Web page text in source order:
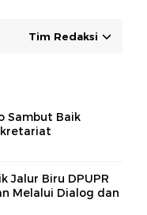
Tim Redaksi
Sambut Baik
Jalur Biru DPUPR
Melalui Dialog dan